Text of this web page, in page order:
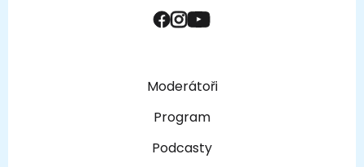
Moderátoři
Program
Podcasty